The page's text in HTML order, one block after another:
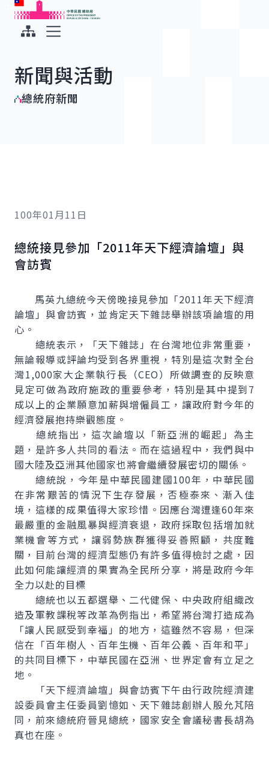
跳到主要內容
中華民國總統府
新聞與活動
總統府新聞
100年01月11日
總統接見參加「2011年天下經濟論壇」與
會訪賓
馬英九總統今天傍晚接見參加「2011年天下經濟
論壇」與會訪賓，並肯定天下雜誌舉辦該項論壇的用
心。
總統表示，「天下雜誌」在台灣地位非常重要，
無論報導或評論均受到各界重視，特別是這次對全台
灣1,000家大企業執行長（CEO）所做調查的反映意
見定可做為政府施政的重要參考，特別是其中提到7
成以上的企業願意加薪與增僱員工，讓政府對今年的
經濟發展抱持樂觀態度。
總統指出，這次論壇以「新亞洲的崛起」為主
題，是許多人共同的看法。而在這過程中，我們與中
國大陸及亞洲其他國家也將會繼續發展密切的關係。
總統說，今年是中華民國建國100年，中華民國
在非常艱苦的情況下生存發展，否極泰來、漸入佳
境，這樣的成果值得大家珍惜。因應台灣遭逢60年來
最嚴重的金融風暴與經濟衰退，政府採取包括增加就
業機會等方式，讓弱勢族群獲得妥善照顧，共度難
關，目前台灣的經濟型態仍有許多值得檢討之處，因
此如何能讓經濟的果實為全民所分享，將是政府今年
全力以赴的目標
總統也以五都選舉、二代健保、中央政府組織改
造及軍教課稅等改革為例指出，希望將台灣打造成為
「讓人民感受到幸福」的地方，這雖然不容易，但深
信在「百年樹人、百年生機、百年公義、百年和平」
的共同目標下，中華民國在亞洲、世界定會有立足之
地。
「天下經濟論壇」與會訪賓下午由行政院經濟建
設委員會主任委員劉憶如、天下雜誌創辦人殷允芃陪
同，前來總統府晉見總統，國家安全會議秘書長胡為
真也在座。